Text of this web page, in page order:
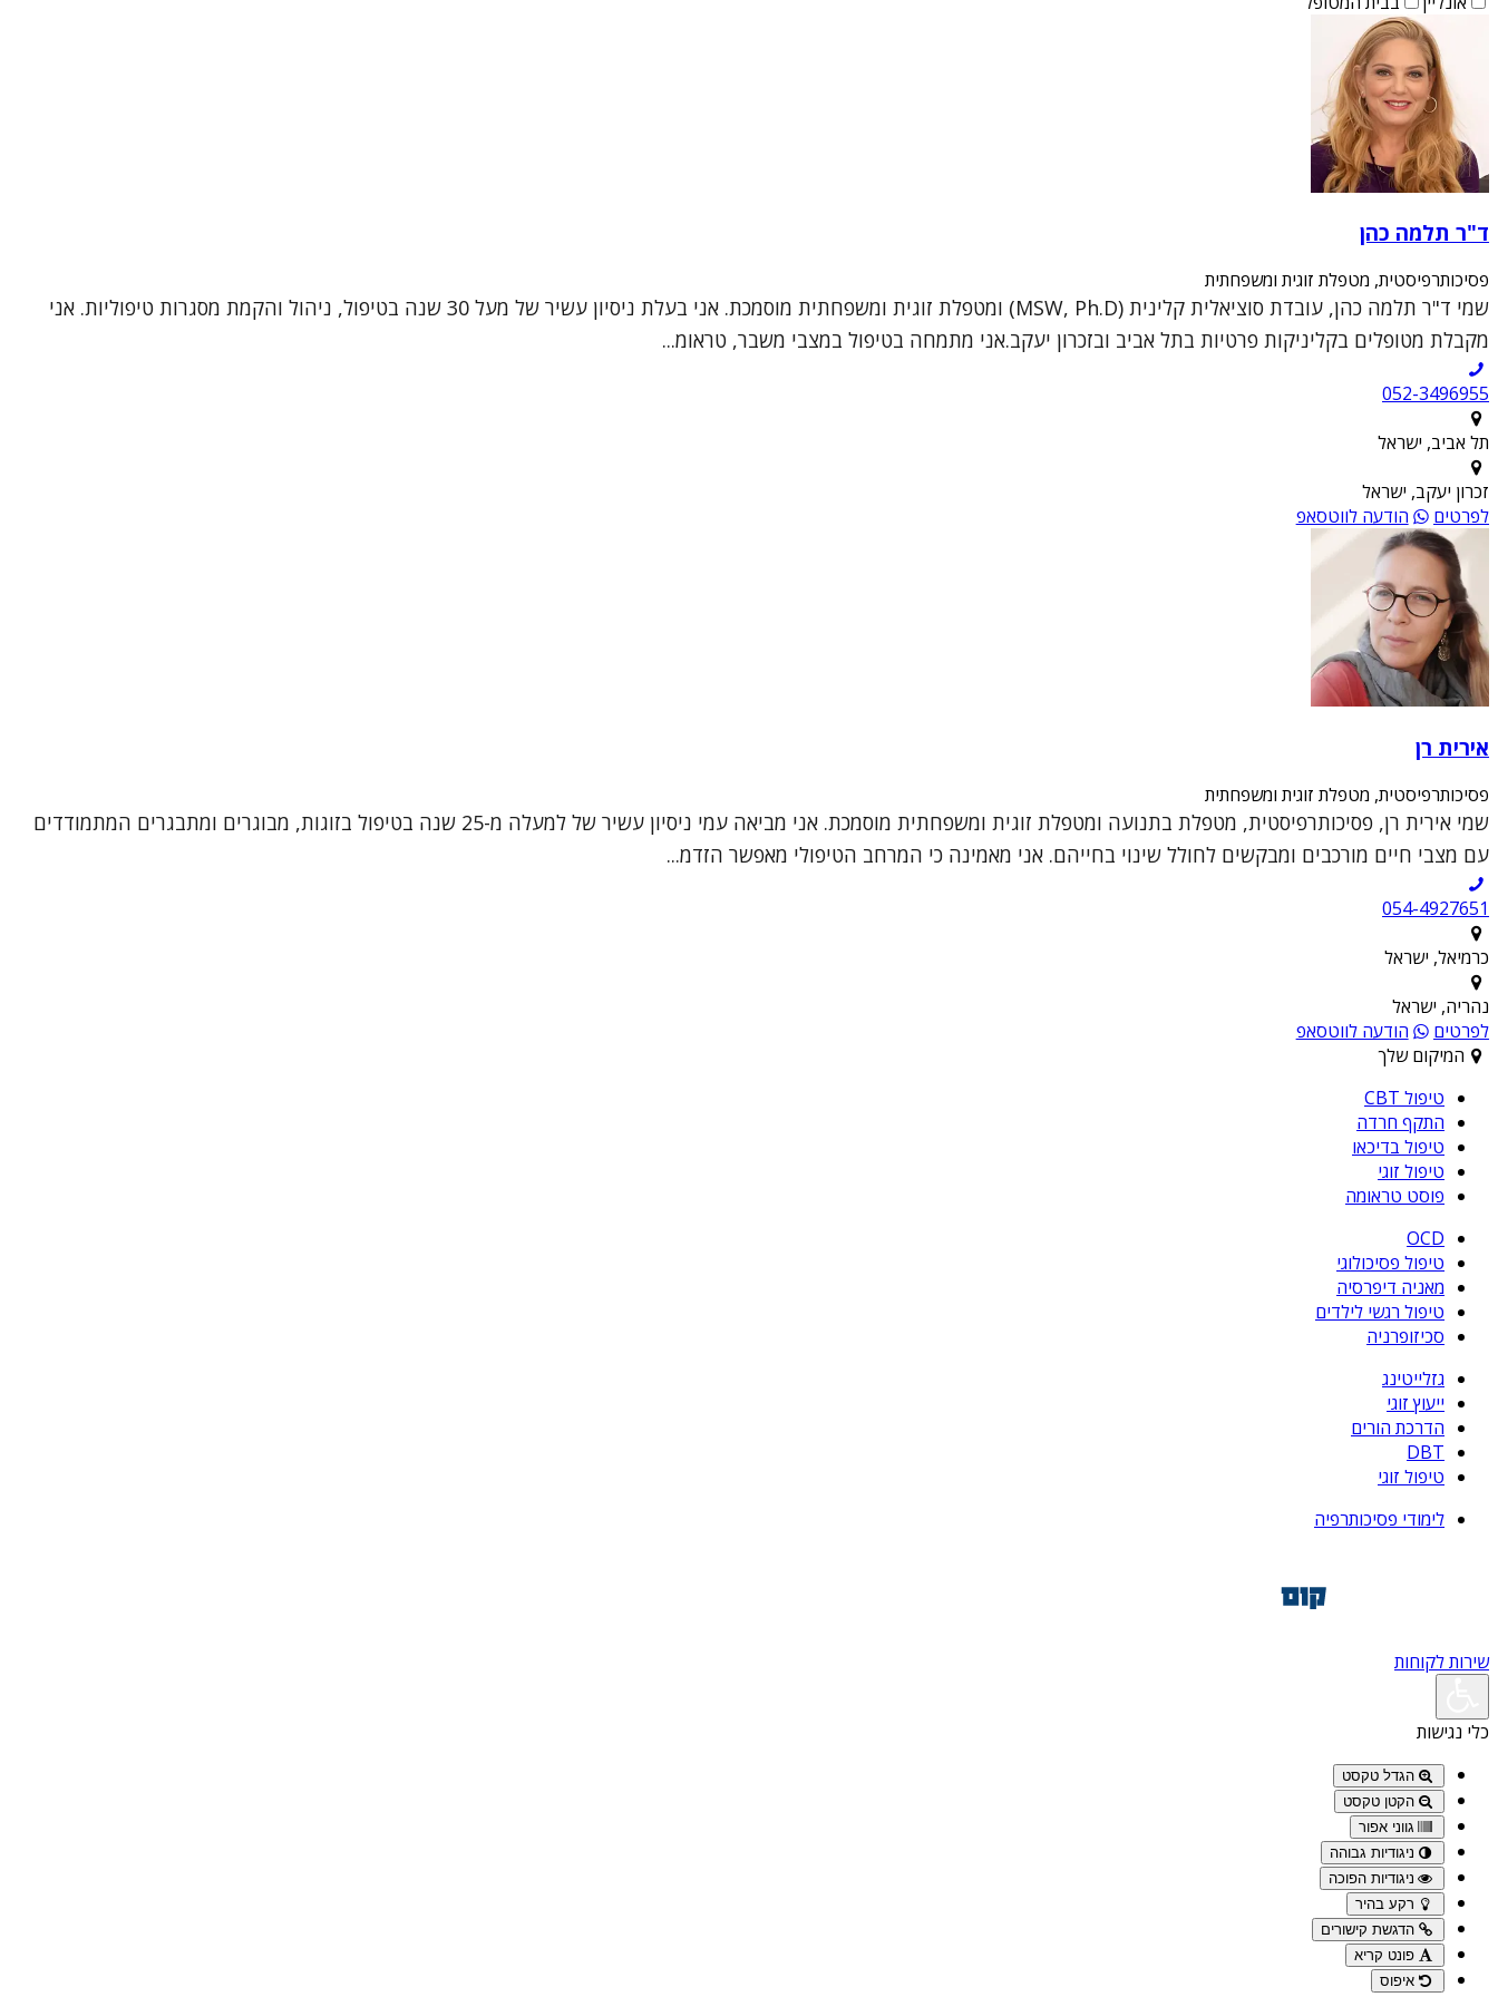
ד"ר תלמה כהן
פסיכותרפיסטית, מטפלת זוגית ומשפחתית
שמי ד"ר תלמה כהן, עובדת סוציאלית קלינית (MSW, Ph.D) ומטפלת זוגית ומשפחתית מוסמכת. אני בעלת ניסיון עשיר של מעל 30 שנה בטיפול, ניהול והקמת מסגרות טיפוליות. אני
מקבלת מטופלים בקליניקות פרטיות בתל אביב ובזכרון יעקב.אני מתמחה בטיפול במצבי משבר, טראומ...
052-3496955
תל אביב, ישראל
זכרון יעקב, ישראל
לפרטים
הודעה לווטסאפ
אירית רן
פסיכותרפיסטית, מטפלת זוגית ומשפחתית
שמי אירית רן, פסיכותרפיסטית, מטפלת בתנועה ומטפלת זוגית ומשפחתית מוסמכת. אני מביאה עמי ניסיון עשיר של למעלה מ-25 שנה בטיפול בזוגות, מבוגרים ומתבגרים המתמודדים
עם מצבי חיים מורכבים ומבקשים לחולל שינוי בחייהם. אני מאמינה כי המרחב הטיפולי מאפשר הזדמ...
054-4927651
כרמיאל, ישראל
נהריה, ישראל
לפרטים
הודעה לווטסאפ
המיקום שלך
טיפול CBT
התקף חרדה
טיפול בדיכאו
טיפול זוגי
פוסט טראומה
OCD
טיפול פסיכולוגי
מאניה דיפרסיה
טיפול רגשי לילדים
סכיזופרניה
גזלייטינג
ייעוץ זוגי
הדרכת הורים
DBT
טיפול זוגי
לימודי פסיכותרפיה
שירות לקוחות
כלי נגישות
הגדל טקסט
הקטן טקסט
גווני אפור
ניגודיות גבוהה
ניגודיות הפוכה
רקע בהיר
הדגשת קישורים
פונט קריא
איפוס